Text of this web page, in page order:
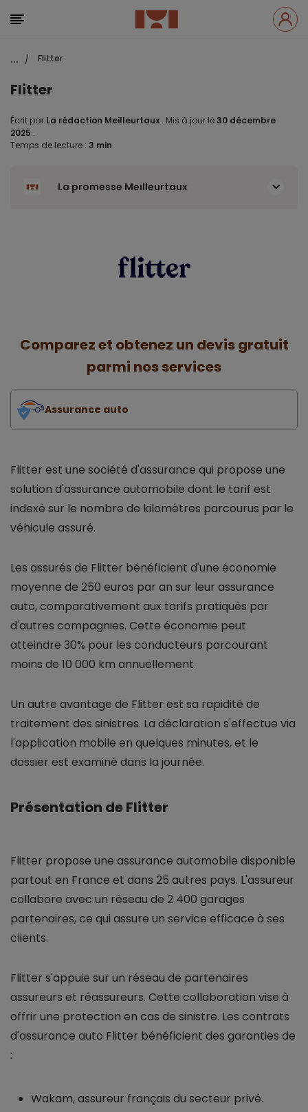
... / Flitter
Flitter
Écrit par La rédaction Meilleurtaux . Mis à jour le30 décembre
2025 .
Temps de lecture : 3 min
La promesse Meilleurtaux
Comparez et obtenez un devis gratuit
parmi nos services
Assurance auto
Flitter est une société d'assurance qui propose une
solution d'assurance automobile dont le tarif est
indexé sur le nombre de kilomètres parcourus par le
véhicule assuré.
Les assurés de Flitter bénéficient d'une économie
moyenne de 250 euros par an sur leur assurance
auto, comparativement aux tarifs pratiqués par
d'autres compagnies. Cette économie peut
atteindre 30% pour les conducteurs parcourant
moins de 10 000 km annuellement.
Un autre avantage de Flitter est sa rapidité de
traitement des sinistres. La déclaration s'effectue via
l'application mobile en quelques minutes, et le
dossier est examiné dans la journée.
Présentation de Flitter
Flitter propose une assurance automobile disponible
partout en France et dans 25 autres pays. L'assureur
collabore avec un réseau de 2 400 garages
partenaires, ce qui assure un service efficace à ses
clients.
Flitter s'appuie sur un réseau de partenaires
assureurs et réassureurs. Cette collaboration vise à
offrir une protection en cas de sinistre. Les contrats
d'assurance auto Flitter bénéficient des garanties de
:
Wakam, assureur français du secteur privé.